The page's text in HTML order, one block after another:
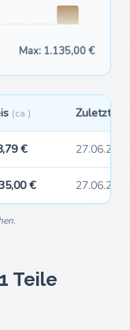
Max: 1.135,00 €
(ca.) Zuletzt
€ 27.06.2026
€ 27.06.2026
Teile